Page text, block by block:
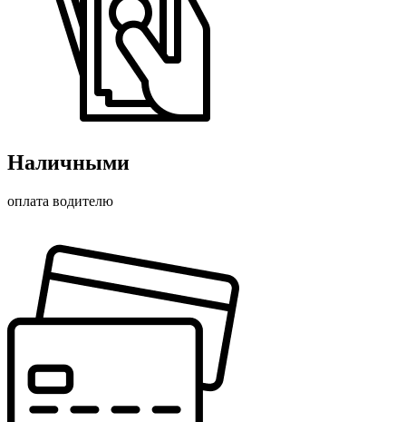
Наличными
оплата водителю